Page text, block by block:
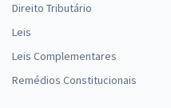
Direito Tributário
Leis
Leis Complementares
Remédios Constitucionais